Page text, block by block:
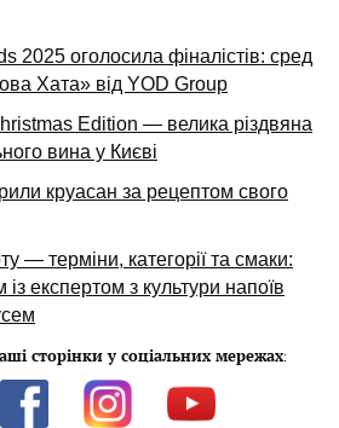
2025 оголосила фіналістів: сред
Хата» від YOD Group
Edition — велика різдвяна
вина у Києві
круасан за рецептом свого
— терміни, категорії та смаки:
експертом з культури напоїв
сторінки у соціальних мережах: